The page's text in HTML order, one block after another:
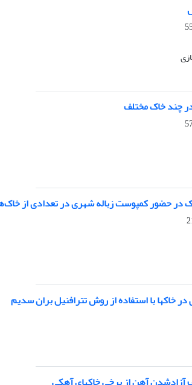
چند خاک مختلف
حضور کمپوست زباله شهری در تعدادی از
خاکها با استفاده از روش تترافنیل بران سدیم